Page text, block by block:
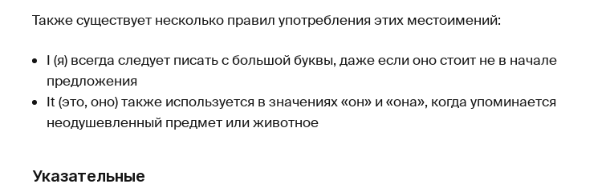
Также существует несколько правил употребления этих местоимений:
I (я) всегда следует писать с большой буквы, даже если оно стоит не в начале
предложения
It (это, оно) также используется в значениях «он» и «она», когда упоминается
неодушевленный предмет или животное
Указательные